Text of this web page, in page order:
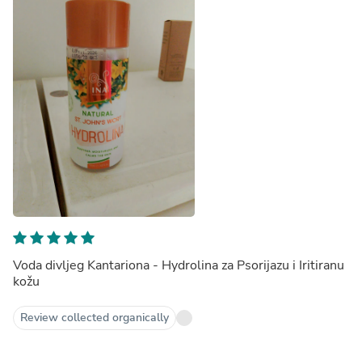
Voda divljeg Kantariona - Hydrolina za Psorijazu i Iritiranu
kožu
Review collected organically